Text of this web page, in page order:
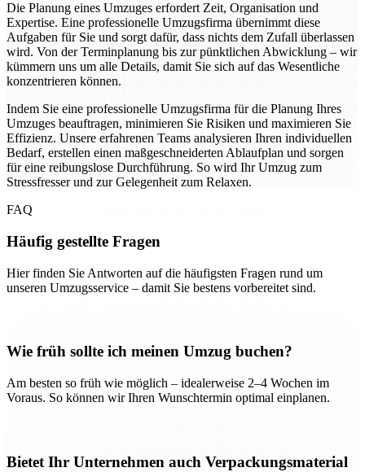
Die Planung eines Umzuges erfordert Zeit, Organisation und
Expertise. Eine professionelle Umzugsfirma übernimmt diese
Aufgaben für Sie und sorgt dafür, dass nichts dem Zufall überlassen
wird. Von der Terminplanung bis zur pünktlichen Abwicklung – wir
kümmern uns um alle Details, damit Sie sich auf das Wesentliche
konzentrieren können.
Indem Sie eine professionelle Umzugsfirma für die Planung Ihres
Umzuges beauftragen, minimieren Sie Risiken und maximieren Sie
Effizienz. Unsere erfahrenen Teams analysieren Ihren individuellen
Bedarf, erstellen einen maßgeschneiderten Ablaufplan und sorgen
für eine reibungslose Durchführung. So wird Ihr Umzug zum
Stressfresser und zur Gelegenheit zum Relaxen.
FAQ
Häufig gestellte Fragen
Hier finden Sie Antworten auf die häufigsten Fragen rund um
unseren Umzugsservice – damit Sie bestens vorbereitet sind.
Wie früh sollte ich meinen Umzug buchen?
Am besten so früh wie möglich – idealerweise 2–4 Wochen im
Voraus. So können wir Ihren Wunschtermin optimal einplanen.
Bietet Ihr Unternehmen auch Verpackungsmaterial